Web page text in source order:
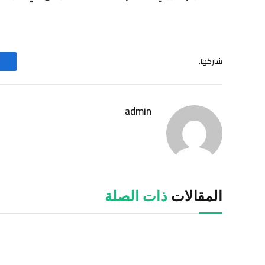
شاركها.
admin
المقالات ذات الصلة